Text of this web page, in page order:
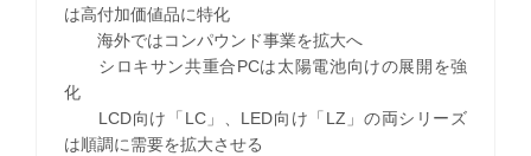
は高付加価値品に特化
海外ではコンパウンド事業を拡大へ
シロキサン共重合PCは太陽電池向けの展開を強
化
LCD向け「LC」、LED向け「LZ」の両シリーズ
は順調に需要を拡大させる